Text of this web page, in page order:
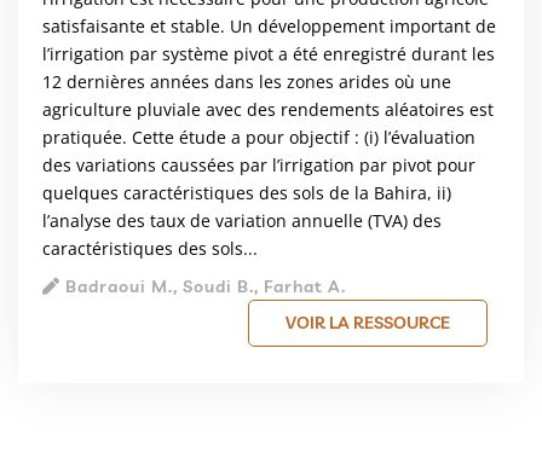
satisfaisante et stable. Un développement important de
l’irrigation par système pivot a été enregistré durant les
12 dernières années dans les zones arides où une
agriculture pluviale avec des rendements aléatoires est
pratiquée. Cette étude a pour objectif : (i) l’évaluation
des variations caussées par l’irrigation par pivot pour
quelques caractéristiques des sols de la Bahira, ii)
l’analyse des taux de variation annuelle (TVA) des
caractéristiques des sols...
Badraoui M., Soudi B., Farhat A.
VOIR LA RESSOURCE